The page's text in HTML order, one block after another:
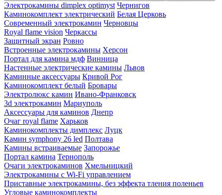
Электрокамины dimplex optimyst Чернигов
Каминокомплект электрический Белая Церковь
Современный электрокамин Черновцы
Royal flame vision Черкассы
Защитный экран Ровно
Встроенные электрокамины Херсон
Портал для камина мдф Винница
Настенные электрические камины Львов
Каминные аксессуары Кривой Рог
Каминокомплект белый Бровары
Электролюкс камин Ивано-Франковск
3d электрокамин Мариуполь
Аксессуары для каминов Днепр
Очаг royal flame Харьков
Каминокомплекты димплекс Луцк
Камин symphony 26 led Полтава
Камины встраиваемые Запорожье
Портал камина Тернополь
Очаги электрокаминов Хмельницкий
Электрокамины с Wi-Fi управлением
Приставные электрокамины, без эффекта тления поленьев
Угловые каминокомплекты